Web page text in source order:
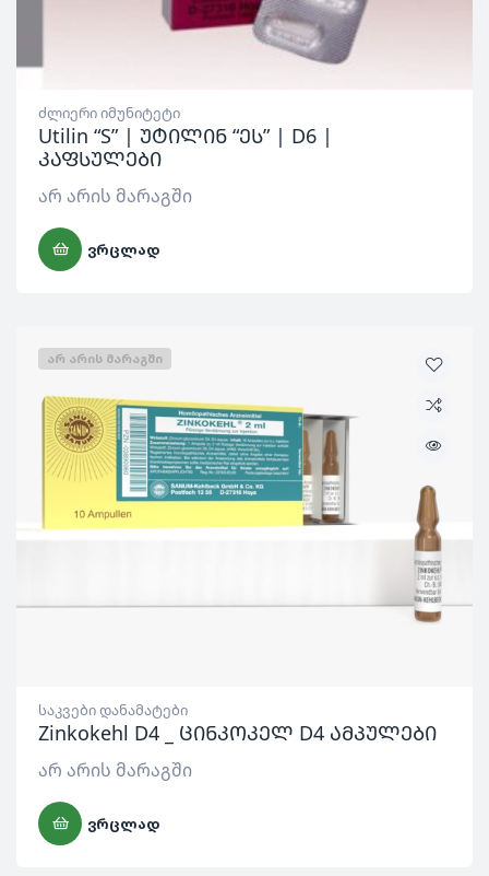
ძლიერი იმუნიტეტი
Utilin “S” | უტილინ “ეს” | D6 |
კაფსულები
არ არის მარაგში
ᲕᲠᲪᲚᲐᲓ
ᲐᲠ ᲐᲠᲘᲡ ᲛᲐᲠᲐᲒᲨᲘ
საკვები დანამატები
Zinkokehl D4 _ ცინკოკელ D4 ამპულები
არ არის მარაგში
ᲕᲠᲪᲚᲐᲓ